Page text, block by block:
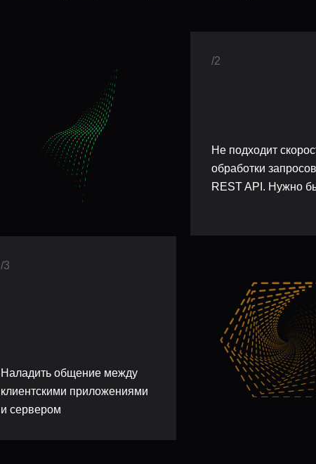
/2
Не подходит
обработки
REST API. Нужно
/3
Наладить общение между
клиентскими приложениями
и сервером